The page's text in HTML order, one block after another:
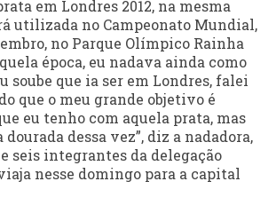
em Londres 2012, na mesma
utilizada no Campeonato Mundial,
no Parque Olímpico Rainha
época, eu nadava ainda como
soube que ia ser em Londres, falei
que o meu grande objetivo é
eu tenho com aquela prata, mas
dessa vez”, diz a nadadora,
seis integrantes da delegação
nesse domingo para a capital